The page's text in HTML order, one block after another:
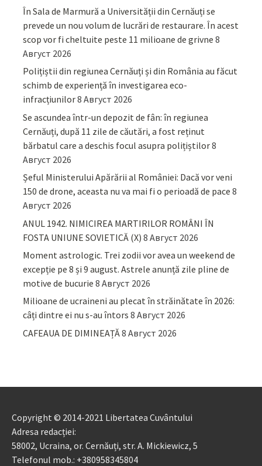
În Sala de Marmură a Universității din Cernăuți se
prevede un nou volum de lucrări de restaurare. În acest
scop vor fi cheltuite peste 11 milioane de grivne 8
Август 2026
Polițiștii din regiunea Cernăuți și din România au făcut
schimb de experiență în investigarea eco-
infracțiunilor8 Август 2026
Se ascundea într-un depozit de fân: în regiunea
Cernăuți, după 11 zile de căutări, a fost reținut
bărbatul care a deschis focul asupra polițiștilor8
Август 2026
Șeful Ministerului Apărării al României: Dacă vor veni
150 de drone, aceasta nu va mai fi o perioadă de pace 8
Август 2026
ANUL 1942. NIMICIREA MARTIRILOR ROMÂNI ÎN
FOSTA UNIUNE SOVIETICĂ (X) 8 Август 2026
Moment astrologic. Trei zodii vor avea un weekend de
excepție pe 8 și 9 august. Astrele anunță zile pline de
motive de bucurie 8 Август 2026
Milioane de ucraineni au plecat în străinătate în 2026:
câți dintre ei nu s-au întors 8 Август 2026
CAFEAUA DE DIMINEAȚĂ8 Август 2026
Copyright © 2014-2021 Libertatea Cuvântului
Adresa redacției:
58002, Ucraina, or. Cernăuți, str. A. Mickiewicz, 5
Telefonul mob.: +380958345804